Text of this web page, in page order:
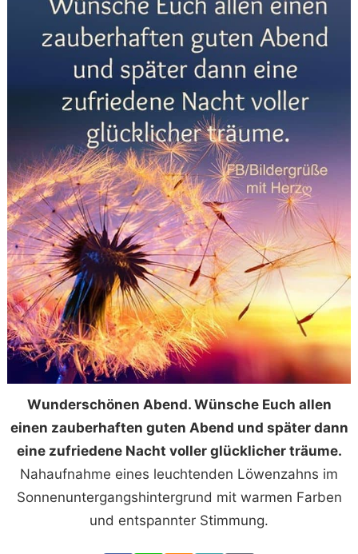
Wunderschönen Abend. Wünsche Euch allen
einen zauberhaften guten Abend und später dann
eine zufriedene Nacht voller glücklicher träume.
Nahaufnahme eines leuchtenden Löwenzahns im
Sonnenuntergangshintergrund mit warmen Farben
und entspannter Stimmung.